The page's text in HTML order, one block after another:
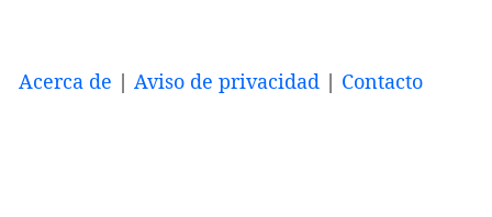
Acerca de | Aviso de privacidad | Contacto